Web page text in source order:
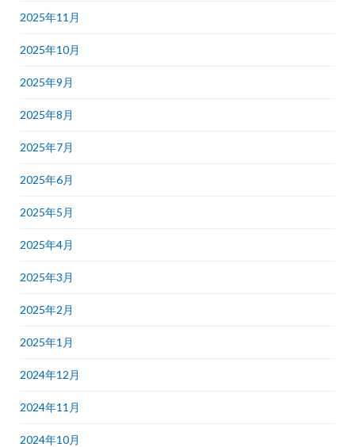
2025年11月
2025年10月
2025年9月
2025年8月
2025年7月
2025年6月
2025年5月
2025年4月
2025年3月
2025年2月
2025年1月
2024年12月
2024年11月
2024年10月